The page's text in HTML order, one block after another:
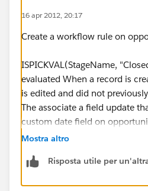
16 apr 2012, 20:17
Create a workflow rule on
ISPICKVAL(StageName,
evaluated When a record is
is edited and did not
The associate a field update
custom date field on
Mostra altro
Risposta utile per